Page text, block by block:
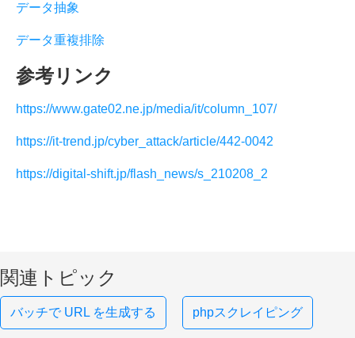
データ抽象
データ重複排除
参考リンク
https://www.gate02.ne.jp/media/it/column_107/
https://it-trend.jp/cyber_attack/article/442-0042
https://digital-shift.jp/flash_news/s_210208_2
関連トピック
バッチで URL を生成する phpスクレイピング